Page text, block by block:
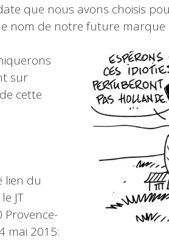
que nous avons choisis
nom de notre future marque
sur
cette
lien du
JT
Provence-
mai 2015: